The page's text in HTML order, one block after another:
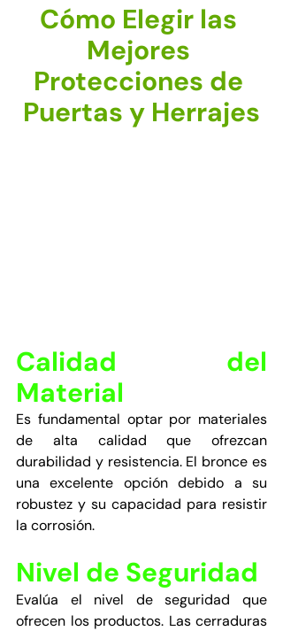
Cómo Elegir las
Mejores
Protecciones de
Puertas y Herrajes
Calidad del
Material
Es fundamental optar por materiales
de alta calidad que ofrezcan
durabilidad y resistencia. El bronce es
una excelente opción debido a su
robustez y su capacidad para resistir
la corrosión.
Nivel de Seguridad
Evalúa el nivel de seguridad que
ofrecen los productos. Las cerraduras